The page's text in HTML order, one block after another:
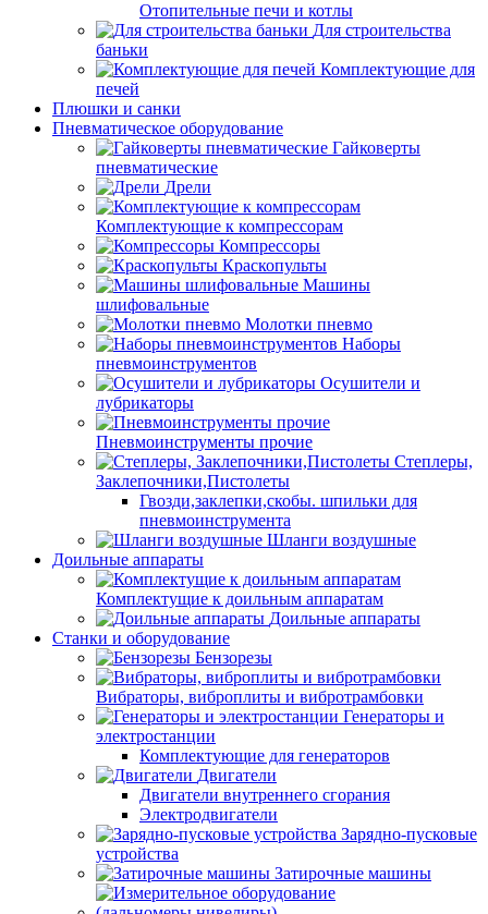
Отопительные печи и котлы
Для строительства
баньки
Комплектующие для
печей
Плюшки и санки
Пневматическое оборудование
Гайковерты
пневматические
Дрели
Комплектующие к компрессорам
Компрессоры
Краскопульты
Машины
шлифовальные
Молотки пневмо
Наборы
пневмоинструментов
Осушители и
лубрикаторы
Пневмоинструменты прочие
Степлеры,
Заклепочники,Пистолеты
Гвозди,заклепки,скобы. шпильки для
пневмоинструмента
Шланги воздушные
Доильные аппараты
Комплектущие к доильным аппаратам
Доильные аппараты
Станки и оборудование
Бензорезы
Вибраторы, виброплиты и вибротрамбовки
Генераторы и
электростанции
Комплектующие для генераторов
Двигатели
Двигатели внутреннего сгорания
Электродвигатели
Зарядно-пусковые
устройства
Затирочные машины